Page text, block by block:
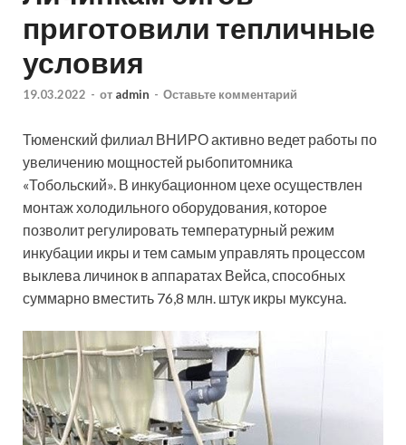
приготовили тепличные
условия
19.03.2022 - от admin - Оставьте комментарий
Тюменский филиал ВНИРО активно ведет работы по
увеличению мощностей рыбопитомника
«Тобольский». В инкубационном цехе осуществлен
монтаж холодильного оборудования, которое
позволит регулировать температурный режим
инкубации икры и тем самым управлять процессом
выклева личинок в аппаратах Вейса, способных
суммарно вместить 76,8 млн. штук икры муксуна.